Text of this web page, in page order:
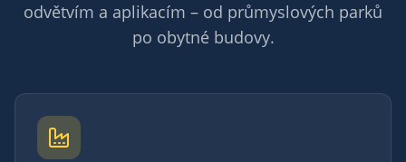
odvětvím a aplikacím – od průmyslových parků
po obytné budovy.